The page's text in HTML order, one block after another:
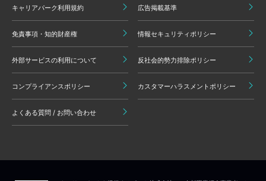
キャリアパーク利用規約 広告掲載基準
免責事項・知的財産権 情報セキュリティポリシー
外部サービスの利用について 反社会的勢力排除ポリシー
コンプライアンスポリシー カスタマーハラスメントポリシー
よくある質問 / お問い合わせ